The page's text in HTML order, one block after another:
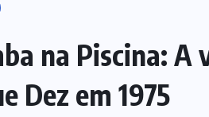
na Piscina: A
Dez em 1975